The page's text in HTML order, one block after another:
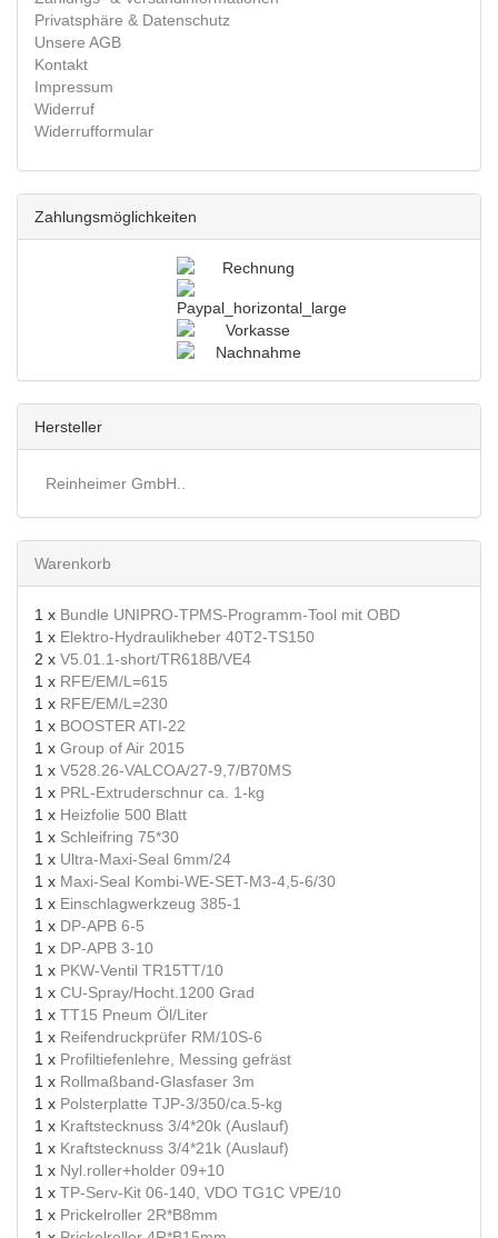
Privatsphäre & Datenschutz
Unsere AGB
Kontakt
Impressum
Widerruf
Widerrufformular
Zahlungsmöglichkeiten
Hersteller
Reinheimer GmbH..
Warenkorb
1 x Bundle UNIPRO-TPMS-Programm-Tool mit OBD
1 x Elektro-Hydraulikheber 40T2-TS150
2 x V5.01.1-short/TR618B/VE4
1 x RFE/EM/L=615
1 x RFE/EM/L=230
1 x BOOSTER ATI-22
1 x Group of Air 2015
1 x V528.26-VALCOA/27-9,7/B70MS
1 x PRL-Extruderschnur ca. 1-kg
1 x Heizfolie 500 Blatt
1 x Schleifring 75*30
1 x Ultra-Maxi-Seal 6mm/24
1 x Maxi-Seal Kombi-WE-SET-M3-4,5-6/30
1 x Einschlagwerkzeug 385-1
1 x DP-APB 6-5
1 x DP-APB 3-10
1 x PKW-Ventil TR15TT/10
1 x CU-Spray/Hocht.1200 Grad
1 x TT15 Pneum Öl/Liter
1 x Reifendruckprüfer RM/10S-6
1 x Profiltiefenlehre, Messing gefräst
1 x Rollmaßband-Glasfaser 3m
1 x Polsterplatte TJP-3/350/ca.5-kg
1 x Kraftstecknuss 3/4*20k (Auslauf)
1 x Kraftstecknuss 3/4*21k (Auslauf)
1 x Nyl.roller+holder 09+10
1 x TP-Serv-Kit 06-140, VDO TG1C VPE/10
1 x Prickelroller 2R*B8mm